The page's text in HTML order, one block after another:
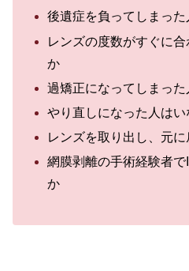
後遺症を負ってしまっ
レンズの度数がすぐに
か
過矯正になってしまっ
やり直しになった人はい
レンズを取り出し、元
網膜剥離の手術経験者
か